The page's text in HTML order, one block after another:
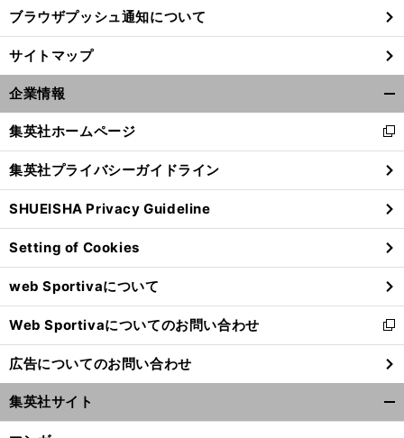
前
ブラウザプッシュ通知について
サイトマップ
企業情報
閉
る
集英社ホームページ
新
し
い
ウ
ィ
ン
ド
ウ
で
開
く
集英社プライバシーガイドライン
SHUEISHA Privacy Guideline
Setting of Cookies
web Sportivaについて
Web Sportivaについてのお問い合わせ
新
し
い
ウ
ィ
ン
広告についてのお問い合わせ
集英社サイト